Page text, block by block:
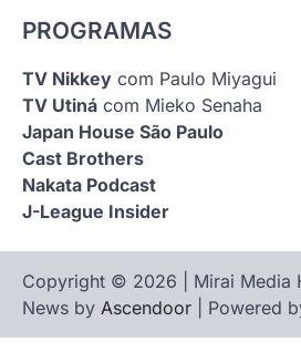
PROGRAMAS
TV Nikkey com Paulo Miyagui
TV Utiná com Mieko Senaha
Japan House São Paulo
Cast Brothers
Nakata Podcast
J-League Insider
Copyright © 2026 | Mirai Media
News by Ascendoor | Powered